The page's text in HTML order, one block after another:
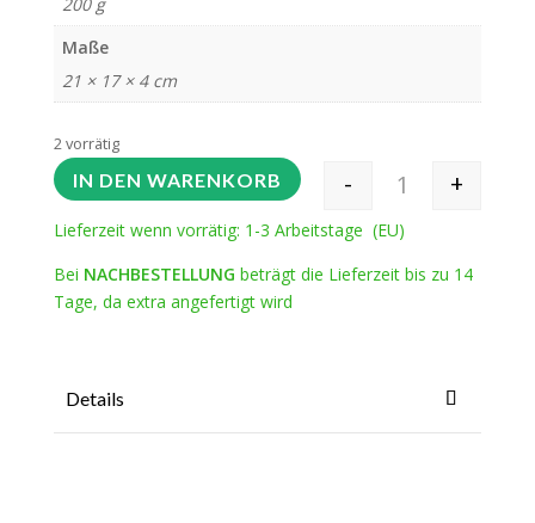
Maße
21 × 17 × 4 cm
2 vorrätig
- +
IN DEN WARENKORB
Lieferzeit wenn vorrätig: 1-3 Arbeitstage (EU)
Bei NACHBESTELLUNG beträgt die Lieferzeit bis zu 14
Tage, da extra angefertigt wird
Details